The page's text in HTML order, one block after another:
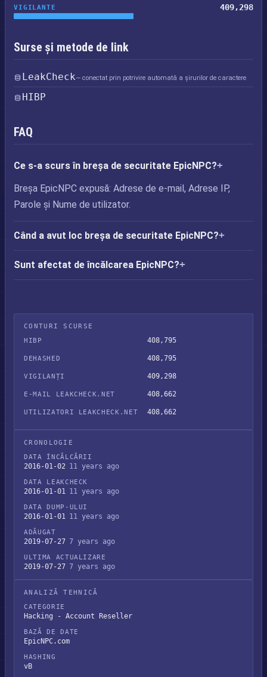
VIGILANTE 409,298
Surse și metode de link
LeakCheck— conectat prin potrivire automată a șirurilor de caractere
HIBP
FAQ
Ce s-a scurs în breșa de securitate EpicNPC?
Breșa EpicNPC expusă: Adrese de e-mail, Adrese IP,
Parole și Nume de utilizator.
Când a avut loc breșa de securitate EpicNPC?
Sunt afectat de încălcarea EpicNPC?
CONTURI SCURSE
HIBP
408,795
DEHASHED 408,795
VIGILANȚI 409,298
E-MAIL LEAKCHECK.NET 408,662
UTILIZATORI LEAKCHECK.NET 408,662
CRONOLOGIE
DATA ÎNCĂLCĂRII
2016-01-02 11 years ago
DATA LEAKCHECK
2016-01-01 11 years ago
DATA DUMP-ULUI
2016-01-01 11 years ago
ADĂUGAT
2019-07-27 7 years ago
ULTIMA ACTUALIZARE
2019-07-27 7 years ago
ANALIZĂ TEHNICĂ
CATEGORIE
Hacking - Account Reseller
BAZĂ DE DATE
EpicNPC.com
HASHING
vB